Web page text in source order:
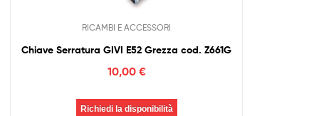
RICAMBI E ACCESSORI
Chiave Serratura GIVI E52 Grezza cod. Z661G
10,00 €
Richiedi la disponibilità